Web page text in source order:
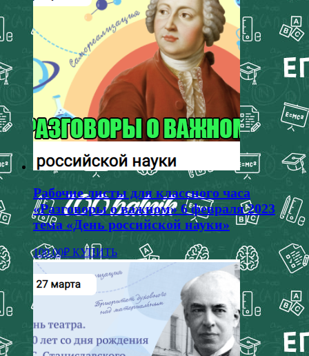
Рабочие листы для классного часа
«Разговоры о важном» 6 февраля 2023
тема «День российской науки»
100.00₽ КУПИТЬ